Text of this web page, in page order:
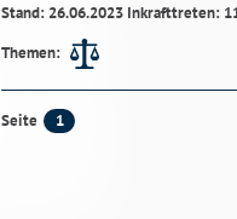
Stand: 26.06.2023 Inkrafttreten:
Themen:
Seite 1